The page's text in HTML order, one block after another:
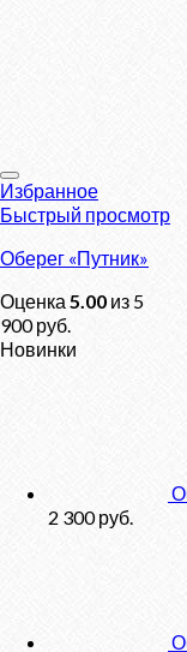
Избранное
Быстрый просмотр
Оберег «Путник»
Оценка 5.00 из 5
900руб.
Новинки
2 300руб.